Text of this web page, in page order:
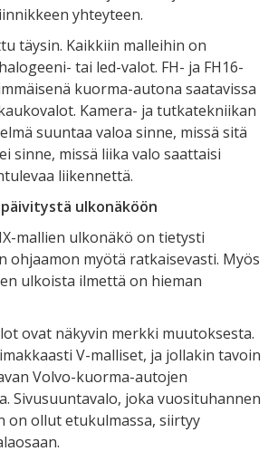
yhteyteen.
täysin. Kaikkiin malleihin on
tai led-valot. FH- ja FH16-
kuorma-autona saatavissa
Kamera- ja tutkatekniikan
suuntaa valoa sinne, missä sitä
sinne, missä liika valo saattaisi
liikennettä.
ulkonäköön
mallien ulkonäkö on tietysti
ohjaamon myötä ratkaisevasti. Myös
ulkoista ilmettä on hieman
ovat näkyvin merkki muutoksesta.
V-malliset, ja jollakin tavoin
Volvo-kuorma-autojen
Sivusuuntavalo, joka vuosituhannen
on ollut etukulmassa, siirtyy